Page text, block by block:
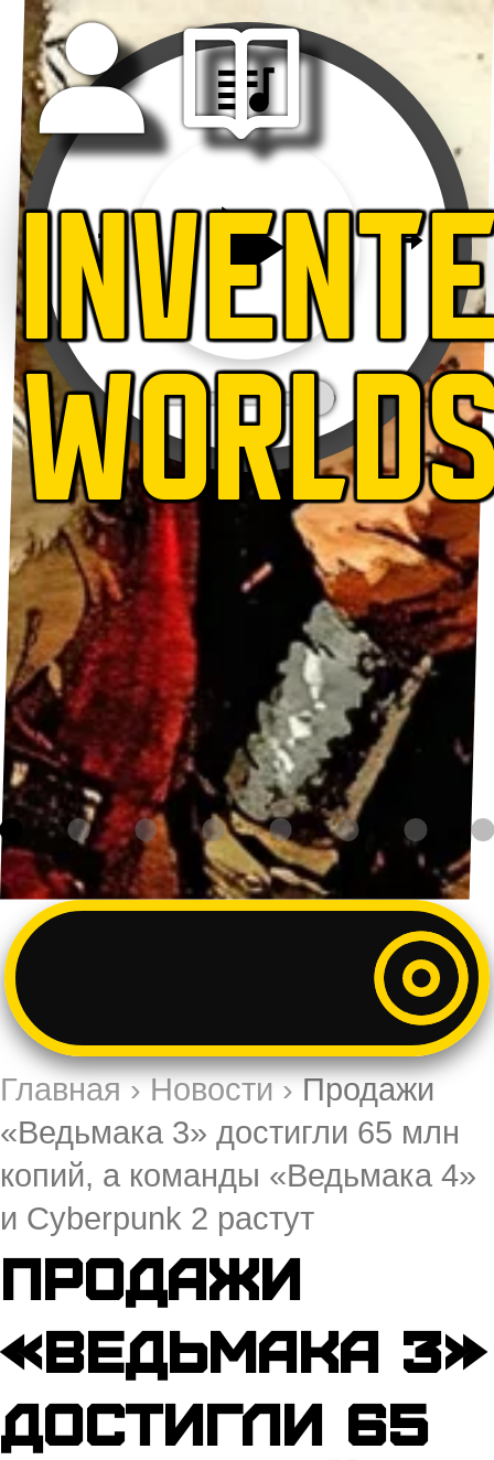
Главная›Новости›Продажи
«Ведьмака 3» достигли 65 млн
копий, а команды «Ведьмака 4»
и Cyberpunk 2 растут
Продажи
«Ведьмака 3»
достигли 65